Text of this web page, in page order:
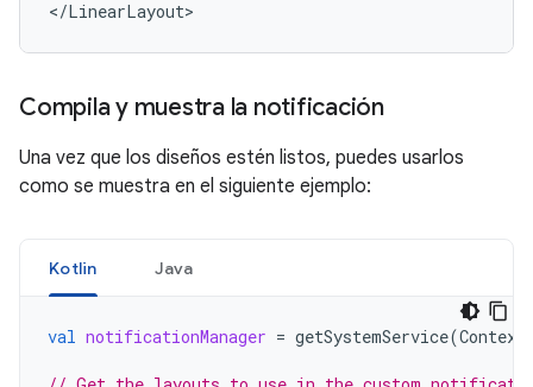
Compila y muestra la notificación
Una vez que los diseños estén listos, puedes usarlos
como se muestra en el siguiente ejemplo:
Kotlin Java
val notificationManager = getSystemService(Context